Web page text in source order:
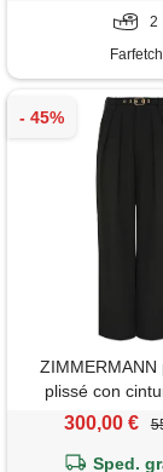
2
Farfetch
ZIMMERMANN
plissé con
300,00 €
Sped.